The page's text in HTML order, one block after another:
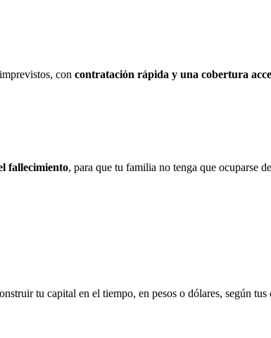
con contratación rápida y una cobertura
fallecimiento, para que tu familia no tenga que ocuparse
tu capital en el tiempo, en pesos o dólares, según tus